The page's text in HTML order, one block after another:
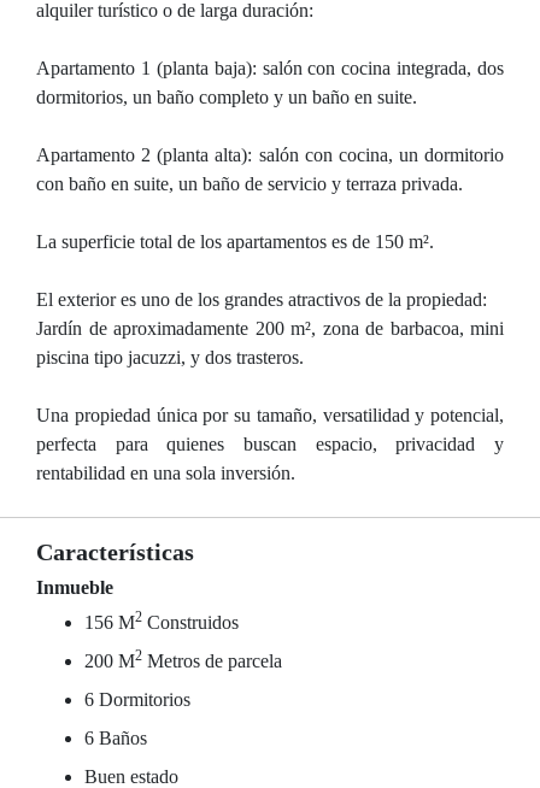
alquiler turístico o de larga duración:
Apartamento 1 (planta baja): salón con cocina integrada, dos
dormitorios, un baño completo y un baño en suite.
Apartamento 2 (planta alta): salón con cocina, un dormitorio
con baño en suite, un baño de servicio y terraza privada.
La superficie total de los apartamentos es de 150 m².
El exterior es uno de los grandes atractivos de la propiedad:
Jardín de aproximadamente 200 m², zona de barbacoa, mini
piscina tipo jacuzzi, y dos trasteros.
Una propiedad única por su tamaño, versatilidad y potencial,
perfecta para quienes buscan espacio, privacidad y
rentabilidad en una sola inversión.
Características
Inmueble
156 M2 Construidos
200 M2 Metros de parcela
6 Dormitorios
6 Baños
Buen estado